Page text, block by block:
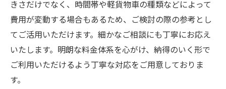
きさだけでなく、時間帯や軽貨物車の種類などによって
費用が変動する場合もあるため、ご検討の際の参考とし
てご活用いただけます。細かなご相談にも丁寧にお応え
いたします。明朗な料金体系を心がけ、納得のいく形で
ご利用いただけるよう丁寧な対応をご用意しておりま
す。